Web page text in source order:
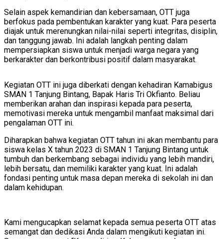
Selain aspek kemandirian dan kebersamaan, OTT juga
berfokus pada pembentukan karakter yang kuat. Para peserta
diajak untuk merenungkan nilai-nilai seperti integritas, disiplin,
dan tanggung jawab. Ini adalah langkah penting dalam
mempersiapkan siswa untuk menjadi warga negara yang
berkarakter dan berkontribusi positif dalam masyarakat.
Kegiatan OTT ini juga diberkati dengan kehadiran Kamabigus
SMAN 1 Tanjung Bintang, Bapak Haris Tri Okfianto. Beliau
memberikan arahan dan inspirasi kepada para peserta,
memotivasi mereka untuk mengambil manfaat maksimal dari
pengalaman OTT ini.
Diharapkan bahwa kegiatan OTT tahun ini akan membantu para
siswa kelas X tahun 2023 di SMAN 1 Tanjung Bintang untuk
tumbuh dan berkembang sebagai individu yang lebih mandiri,
lebih bersatu, dan memiliki karakter yang kuat. Ini adalah
fondasi penting untuk masa depan mereka di sekolah ini dan
dalam kehidupan.
Kami mengucapkan selamat kepada semua peserta OTT atas
semangat dan dedikasi Anda dalam mengikuti kegiatan ini.